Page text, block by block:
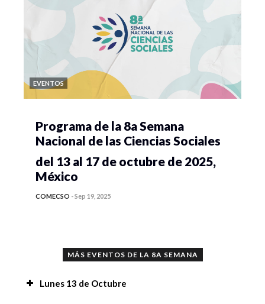
EVENTOS
Programa de la 8a Semana
Nacional de las Ciencias Sociales
del 13 al 17 de octubre de 2025,
México
COMECSO -Sep 19, 2025
MÁS EVENTOS DE LA 8A SEMANA
Lunes 13 de Octubre